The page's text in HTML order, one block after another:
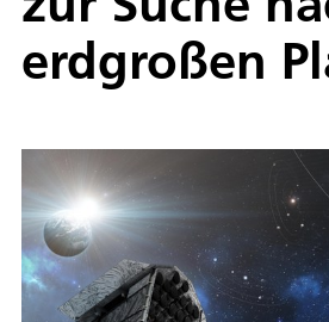
erdgroßen